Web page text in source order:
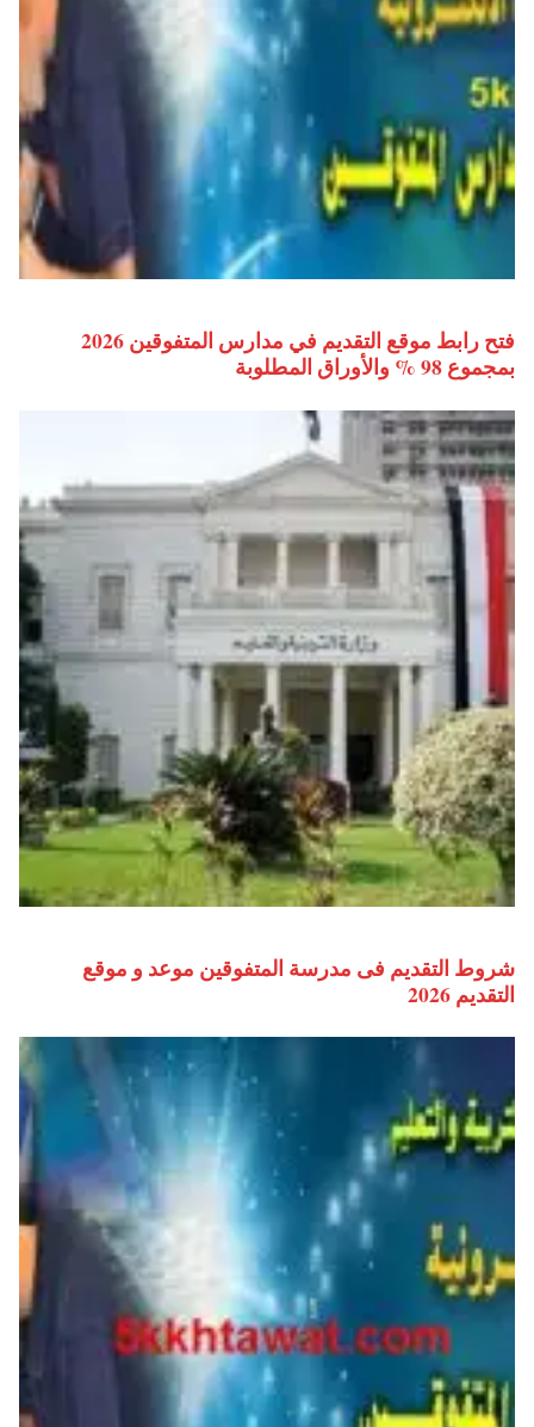
فتح رابط موقع التقديم في مدارس المتفوقين 2026
بمجموع 98 % والأوراق المطلوبة
شروط التقديم فى مدرسة المتفوقين موعد و موقع
التقديم 2026